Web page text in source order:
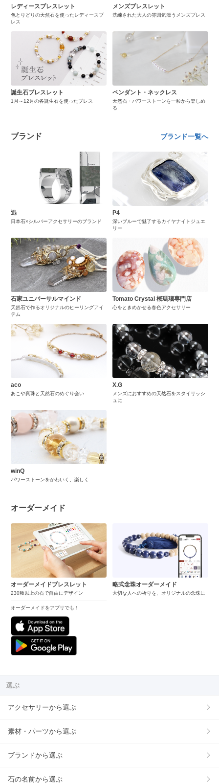
レディースブレスレット
色とりどりの天然石を使ったレディースブ
レス
メンズブレスレット
洗練された大人の雰囲気漂うメンズブレス
誕生石ブレスレット
1月～12月の各誕生石を使ったブレス
ペンダント・ネックレス
天然石・パワーストーンを一粒から楽しめ
る
ブランド ブランド一覧へ
迅
日本石×シルバーアクセサリーのブランド
P4
深いブルーで魅了するカイヤナイトジュエ
リー
石家ユニバーサルマインド
天然石で作るオリジナルのヒーリングアイ
テム
Tomato Crystal 桜瑪瑙専門店
心をときめかせる春色アクセサリー
aco
あこや真珠と天然石のめぐり会い
X.G
メンズにおすすめの天然石をスタイリッシ
ュに
winQ
パワーストーンをかわいく、楽しく
オーダーメイド
オーダーメイドブレスレット
230種以上の石で自由にデザイン
オーダーメイドをアプリでも！
略式念珠オーダーメイド
大切な人への祈りを、オリジナルの念珠に
選ぶ
アクセサリーから選ぶ
素材・パーツから選ぶ
ブランドから選ぶ
石の名前から選ぶ